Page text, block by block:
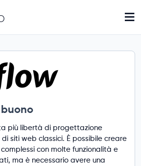
≡
buono
più libertà di progettazione
siti web classici. È possibile creare
con molte funzionalità e
ma è necessario avere una